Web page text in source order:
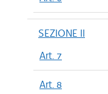
SEZIONE II
Art. 7
Art. 8